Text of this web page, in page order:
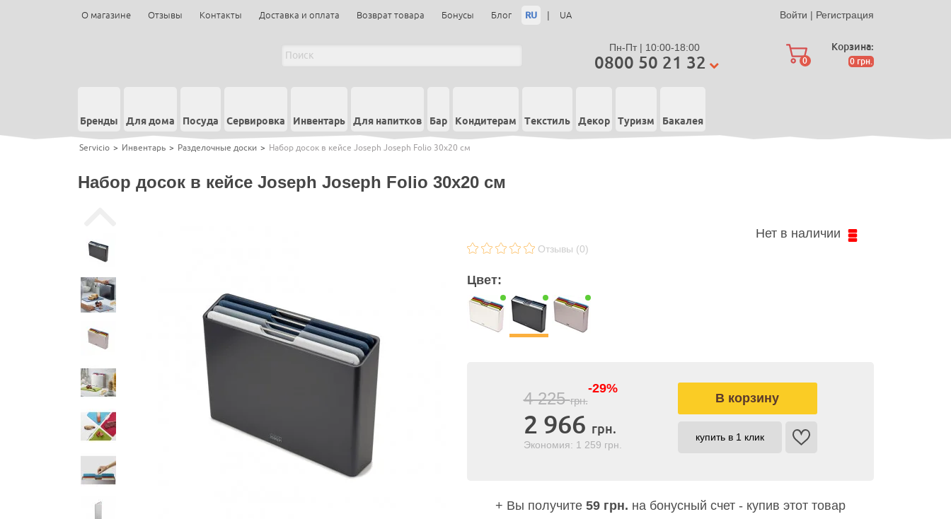
О магазине Отзывы Контакты Доставка и оплата Возврат товара Бонусы Блог RU | UA Войти | Регистрация
Пн-Пт | 10:00-18:00
0800 50 21 32 0
Корзина:
0 грн.
Бренды Для дома Посуда Сервировка Инвентарь Для напитков Бар Кондитерам Текстиль Декор Туризм Бакалея
Servicio > Инвентарь > Разделочные доски > Набор досок в кейсе Joseph Joseph Folio 30х20 см
Набор досок в кейсе Joseph Joseph Folio 30х20 см
Нет в наличии
Отзывы (0)
Цвет:
4 225грн.
-29%
2 966 грн.
Экономия: 1 259 грн.
купить в 1 клик
+ Вы получите 59 грн. на бонусный счет - купив этот товар